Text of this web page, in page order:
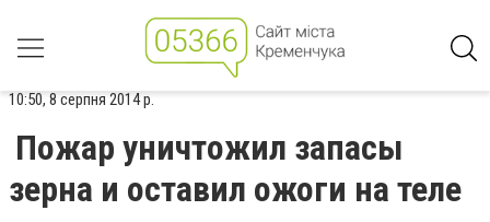
10:50, 8 серпня 2014 р.
Пожар уничтожил запасы
зерна и оставил ожоги на теле